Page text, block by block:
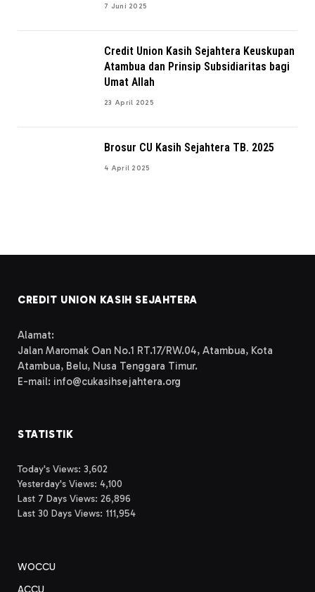
7 Juni 2025
Credit Union Kasih Sejahtera Keuskupan
Atambua dan Prinsip Subsidiaritas bagi
Umat Allah
23 April 2025
Brosur CU Kasih Sejahtera TB. 2025
4 April 2025
CREDIT UNION KASIH SEJAHTERA
Alamat:
Jalan Maromak Oan No.1 RT.17/RW.04, Atambua, Kota
Atambua, Belu, Nusa Tenggara Timur.
E-mail: info@cukasihsejahtera.org
STATISTIK
Today's Views: 3,602
Yesterday's Views: 4,100
Last 7 Days Views: 26,896
Last 30 Days Views: 111,954
WOCCU
ACCU